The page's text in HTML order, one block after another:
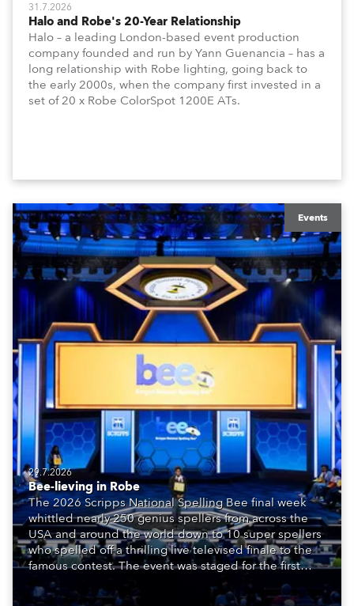
31.7.2026
Halo and Robe's 20-Year Relationship
Halo – a leading London-based event production
company founded and run by Yann Guenancia – has a
long relationship with Robe lighting, going back to
the early 2000s, when the company first invested in a
set of 20 x Robe ColorSpot 1200E ATs.
Events
29.7.2026
Bee-lieving in Robe
The 2026 Scripps National Spelling Bee final week
whittled nearly 250 genius spellers from across the
USA and around the world down to 10 super spellers
who spelled off a thrilling live televised finale to the
famous contest. The event was staged for the first
time in a new venue, the DAR Constitution Hall in
Washington DC.